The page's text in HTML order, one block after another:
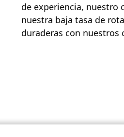
de experiencia, nuestro
nuestra baja tasa de
duraderas con nuestros